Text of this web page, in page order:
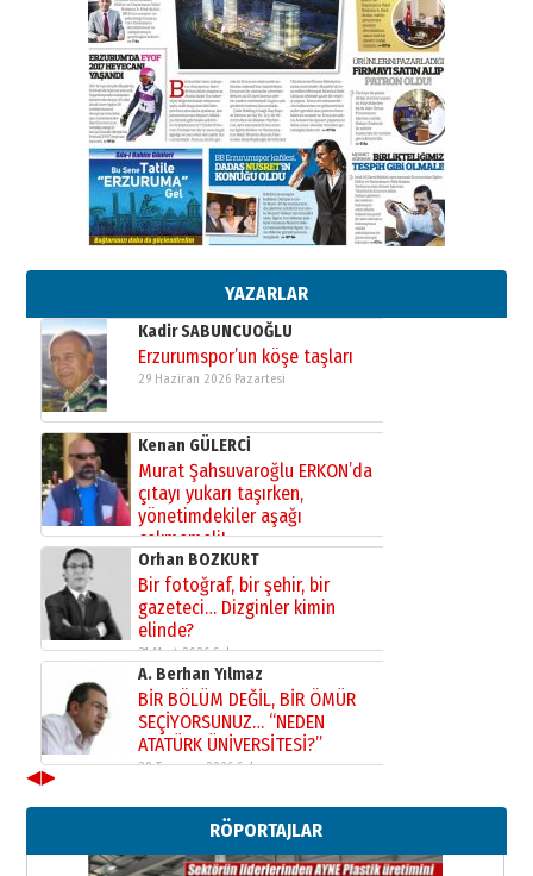
YAZARLAR
Ahmed Yesevi’den bir Alperen…
”Reisimiz” idi… Hakka yürüdü.!
26 Mart 2026 Perşembe
Cem Bakırcı
Ardında bıraktığı hatıralarıyla
gönül adamı Faruk Terzioğlu!
13 Mayıs 2026 Çarşamba
Esat BİNDESEN
Başkan Sekmen’den Erzurum’a
02 Ağustos 2026 Pazar
Kadir SABUNCUOĞLU
Erzurumspor’un köşe taşları
29 Haziran 2026 Pazartesi
Kenan GÜLERCİ
Murat Şahsuvaroğlu ERKON’da
çıtayı yukarı taşırken,
yönetimdekiler aşağı
çekmemeli!
17 Şubat 2026 SalıOrhan BOZKURT
Bir fotoğraf, bir şehir, bir
gazeteci… Dizginler kimin
elinde?
31 Mart 2026 Salı
A. Berhan Yılmaz
BİR BÖLÜM DEĞİL, BİR ÖMÜR
SEÇİYORSUNUZ… “NEDEN
ATATÜRK ÜNİVERSİTESİ?”
28 Temmuz 2026 Salı
Ahmed Yesevi’den bir Alperen…
”Reisimiz” idi… Hakka yürüdü.!
26 Mart 2026 Perşembe
◀▶
RÖPORTAJLAR